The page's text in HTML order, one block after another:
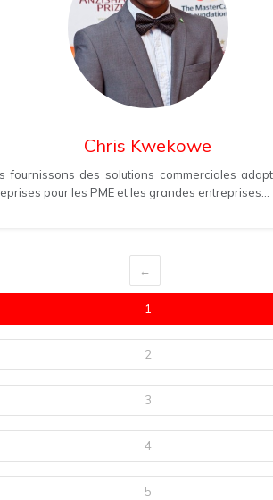
Chris Kwekowe
fournissons des solutions commerciales
pour les PME et les grandes entreprises...
←
1
2
3
4
5